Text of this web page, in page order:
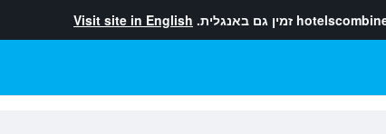
זמין גם באנגלית. Visit site in English